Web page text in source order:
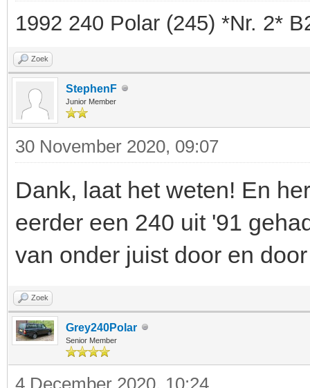
1992 240 Polar (245) *Nr. 2*
Zoek
StephenF
Junior Member
30 November 2020, 09:07
Dank, laat het weten! En
eerder een 240 uit '91
van onder juist door en
Zoek
Grey240Polar
Senior Member
4 December 2020, 10:24